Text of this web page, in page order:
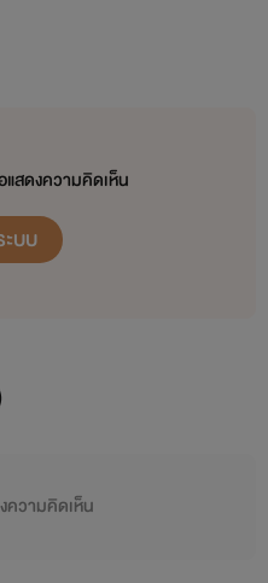
ดเข้มคณะวิศวะ ปีที่ 4 ผู้ชื่น
าของเขาทั้งนั้น นี่ไม่ได้โม้นะ
สดงความคิดเห็น
ะบบ
ความคิดเห็น